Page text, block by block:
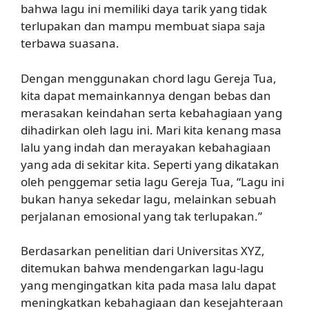
bahwa lagu ini memiliki daya tarik yang tidak
terlupakan dan mampu membuat siapa saja
terbawa suasana.
Dengan menggunakan chord lagu Gereja Tua,
kita dapat memainkannya dengan bebas dan
merasakan keindahan serta kebahagiaan yang
dihadirkan oleh lagu ini. Mari kita kenang masa
lalu yang indah dan merayakan kebahagiaan
yang ada di sekitar kita. Seperti yang dikatakan
oleh penggemar setia lagu Gereja Tua, “Lagu ini
bukan hanya sekedar lagu, melainkan sebuah
perjalanan emosional yang tak terlupakan.”
Berdasarkan penelitian dari Universitas XYZ,
ditemukan bahwa mendengarkan lagu-lagu
yang mengingatkan kita pada masa lalu dapat
meningkatkan kebahagiaan dan kesejahteraan